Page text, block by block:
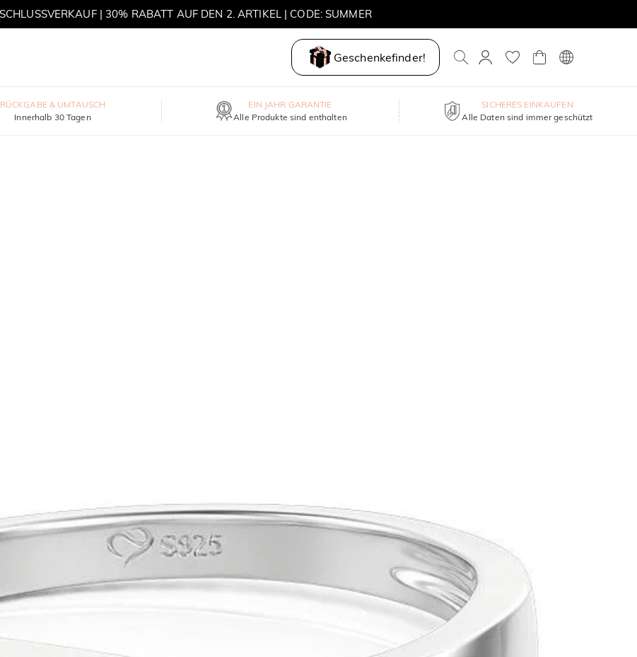
MOVE MY WAY | 3 KAUFEN, HALSKETTE GRATIS
Geschenkefinder!
RÜCKGABE & UMTAUSCH
Innerhalb 30 Tagen
EIN JAHR GARANTIE
Alle Produkte sind enthalten
SICHERES EINKAUFEN
Alle Daten sind immer geschützt